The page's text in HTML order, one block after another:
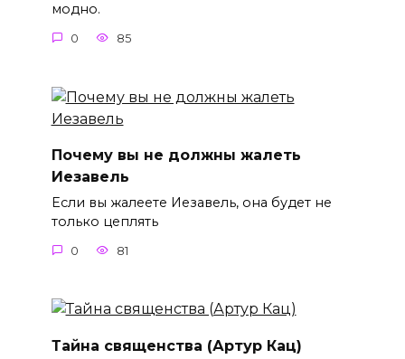
модно.
0 85
Почему вы не должны жалеть
Иезавель
Если вы жалеете Иезавель, она будет не
только цеплять
0 81
Тайна священства (Артур Кац)